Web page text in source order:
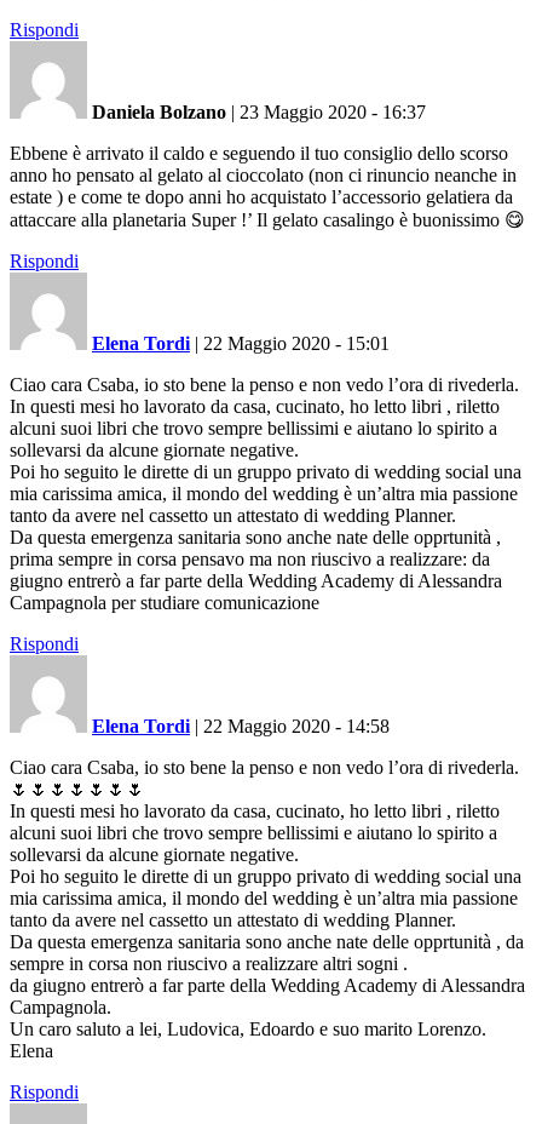
Rispondi
Daniela Bolzano | 23 Maggio 2020 - 16:37
Ebbene è arrivato il caldo e seguendo il tuo consiglio dello scorso
anno ho pensato al gelato al cioccolato (non ci rinuncio neanche in
estate ) e come te dopo anni ho acquistato l’accessorio gelatiera da
attaccare alla planetaria Super !’ Il gelato casalingo è buonissimo 😋
Rispondi
Elena Tordi | 22 Maggio 2020 - 15:01
Ciao cara Csaba, io sto bene la penso e non vedo l’ora di rivederla.
In questi mesi ho lavorato da casa, cucinato, ho letto libri , riletto
alcuni suoi libri che trovo sempre bellissimi e aiutano lo spirito a
sollevarsi da alcune giornate negative.
Poi ho seguito le dirette di un gruppo privato di wedding social una
mia carissima amica, il mondo del wedding è un’altra mia passione
tanto da avere nel cassetto un attestato di wedding Planner.
Da questa emergenza sanitaria sono anche nate delle opprtunità ,
prima sempre in corsa pensavo ma non riuscivo a realizzare: da
giugno entrerò a far parte della Wedding Academy di Alessandra
Campagnola per studiare comunicazione
Rispondi
Elena Tordi | 22 Maggio 2020 - 14:58
Ciao cara Csaba, io sto bene la penso e non vedo l’ora di rivederla.
🌷🌷🌷🌷🌷🌷🌷
In questi mesi ho lavorato da casa, cucinato, ho letto libri , riletto
alcuni suoi libri che trovo sempre bellissimi e aiutano lo spirito a
sollevarsi da alcune giornate negative.
Poi ho seguito le dirette di un gruppo privato di wedding social una
mia carissima amica, il mondo del wedding è un’altra mia passione
tanto da avere nel cassetto un attestato di wedding Planner.
Da questa emergenza sanitaria sono anche nate delle opprtunità , da
sempre in corsa non riuscivo a realizzare altri sogni .
da giugno entrerò a far parte della Wedding Academy di Alessandra
Campagnola.
Un caro saluto a lei, Ludovica, Edoardo e suo marito Lorenzo.
Elena
Rispondi